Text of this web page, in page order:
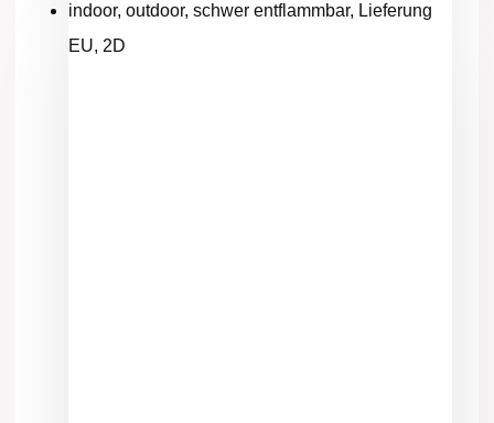
indoor, outdoor, schwer entflammbar, Lieferung
EU, 2D